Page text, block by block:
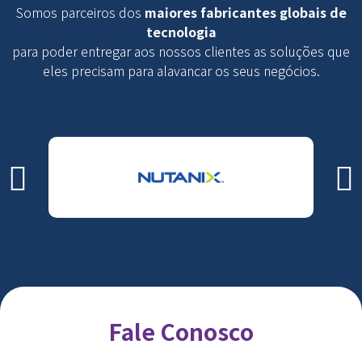
Somos parceiros dos maiores fabricantes globais de
tecnologia
para poder entregar aos nossos clientes as soluções que
eles precisam para alavancar os seus negócios.
Fale Conosco